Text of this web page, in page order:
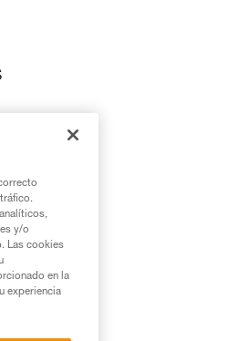
y/o
Las cookies
en la
experiencia